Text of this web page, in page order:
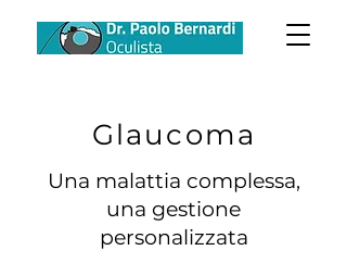
Glaucoma
Una malattia complessa,
una gestione
personalizzata